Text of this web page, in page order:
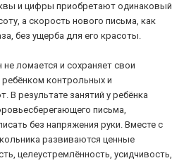
и цифры приобретают одинаковый
а скорость нового письма, как
без ущерба для его красоты.
ломается и сохраняет свои
контрольных и
В результате занятий у ребёнка
письма,
без напряжения руки. Вместе с
развиваются ценные
целеустремлённость, усидчивость,